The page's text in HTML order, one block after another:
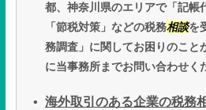
都、神奈川県のエリアで「記帳
「節税対策」などの税務相談を
務調査」に関してお困りのこと
に当事務所までお問い合わせく
海外取引のある企業の税務